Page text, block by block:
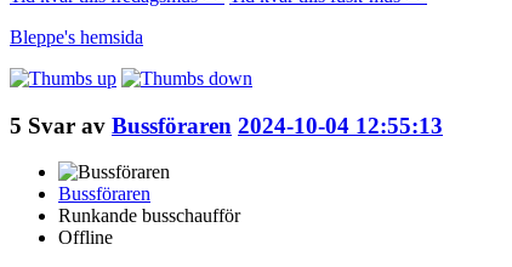
Bleppe's hemsida
5 Svar av Bussföraren 2024-10-04 12:55:13
Bussföraren
Runkande busschaufför
Offline